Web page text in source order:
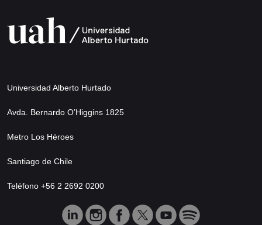
Universidad Alberto Hurtado
Avda. Bernardo O’Higgins 1825
Metro Los Héroes
Santiago de Chile
Teléfono +56 2 2692 0200